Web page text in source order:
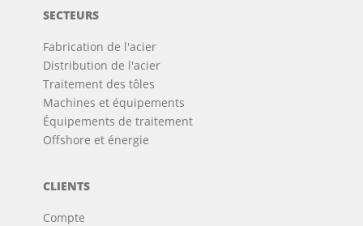
SECTEURS
Fabrication de l'acier
Distribution de l'acier
Traitement des tôles
Machines et équipements
Équipements de traitement
Offshore et énergie
CLIENTS
Compte